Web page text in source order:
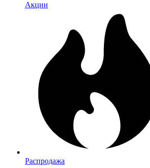
Акции
Распродажа